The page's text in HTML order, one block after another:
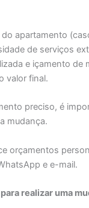
apartamento
de serviços
e içamento de
valor final.
preciso, é
mudança.
orçamentos
e e-mail.
realizar uma